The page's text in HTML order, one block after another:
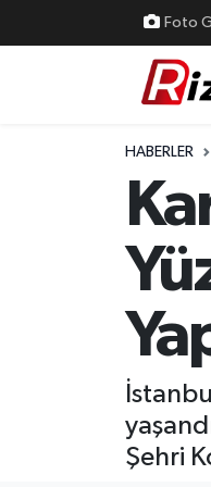
Foto
HABERLER
Şehri
Yurttan Haberler
Ekonomi
Rize Nöbetçi
Rize Trafik
Süper Lig Puan
Son Dakika